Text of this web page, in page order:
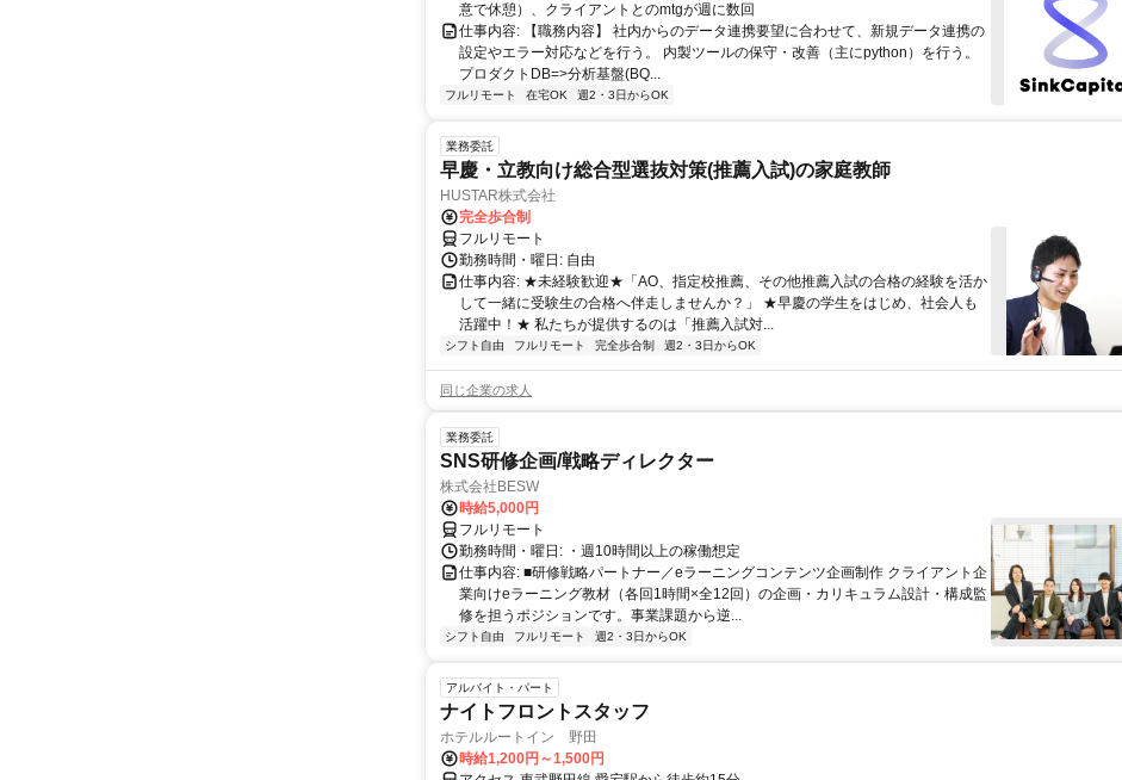
意で休憩）、クライアントとのmtgが週に数回
仕事内容: 【職務内容】 社内からのデータ連携要望に合わせて、新規データ連携の
設定やエラー対応などを行う。 内製ツールの保守・改善（主にpython）を行う。
プロダクトDB=>分析基盤(BQ...
フルリモート 在宅OK 週2・3日からOK
業務委託
早慶・立教向け総合型選抜対策(推薦入試)の家庭教師
HUSTAR株式会社
完全歩合制
フルリモート
勤務時間・曜日: 自由
仕事内容: ★未経験歓迎★「AO、指定校推薦、その他推薦入試の合格の経験を活か
して一緒に受験生の合格へ伴走しませんか？」 ★早慶の学生をはじめ、社会人も
活躍中！★ 私たちが提供するのは「推薦入試対...
シフト自由 フルリモート 完全歩合制 週2・3日からOK
同じ企業の求人
業務委託
SNS研修企画/戦略ディレクター
株式会社BESW
時給5,000円
フルリモート
勤務時間・曜日: ・週10時間以上の稼働想定
仕事内容: ■研修戦略パートナー／eラーニングコンテンツ企画制作 クライアント企
業向けeラーニング教材（各回1時間×全12回）の企画・カリキュラム設計・構成監
修を担うポジションです。事業課題から逆...
シフト自由 フルリモート 週2・3日からOK
アルバイト・パート
ナイトフロントスタッフ
ホテルルートイン 野田
時給1,200円～1,500円